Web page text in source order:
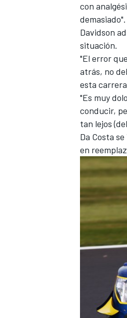
con
demasiado".
Davidson
situación.
"El error
atrás, no
esta
"Es muy
conducir,
tan lejos
Da Costa
en